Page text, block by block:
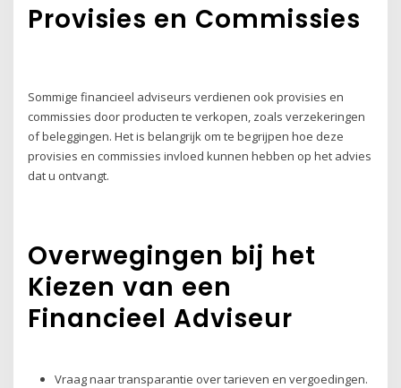
Provisies en Commissies
Sommige financieel adviseurs verdienen ook provisies en
commissies door producten te verkopen, zoals verzekeringen
of beleggingen. Het is belangrijk om te begrijpen hoe deze
provisies en commissies invloed kunnen hebben op het advies
dat u ontvangt.
Overwegingen bij het
Kiezen van een
Financieel Adviseur
Vraag naar transparantie over tarieven en vergoedingen.